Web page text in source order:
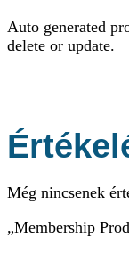
Auto generated
delete or update.
Még nincsenek
„Membership